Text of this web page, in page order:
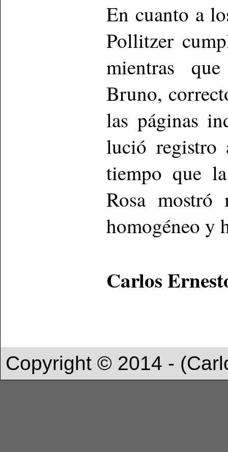
En cuanto a
Pollitzer
mientras
Bruno,
las páginas
lució registro
tiempo que
Rosa
homogéneo y
Carlos
Copyright © 2014 -